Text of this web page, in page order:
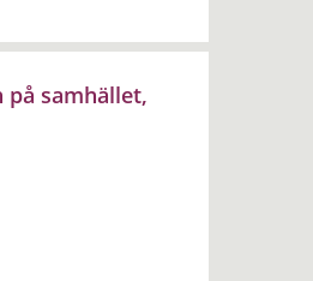
på samhället,